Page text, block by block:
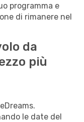
programma e
di rimanere nel
da
più
le date del